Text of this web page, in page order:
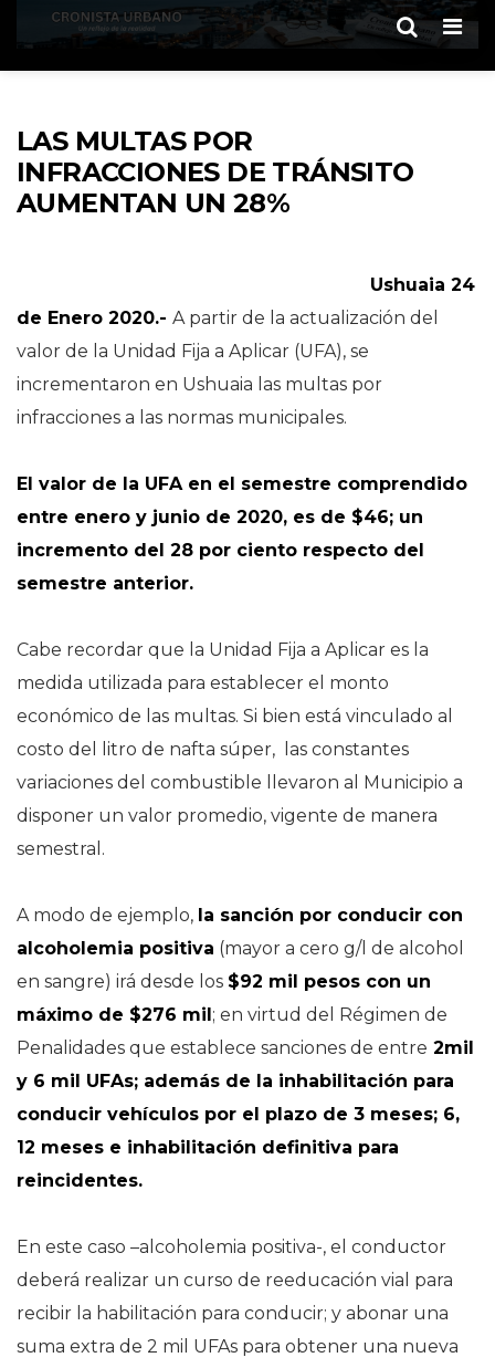
LAS MULTAS POR
INFRACCIONES DE TRÁNSITO
AUMENTAN UN 28%
Ushuaia 24
de Enero 2020.- A partir de la actualización del
valor de la Unidad Fija a Aplicar (UFA), se
incrementaron en Ushuaia las multas por
infracciones a las normas municipales.
El valor de la UFA en el semestre comprendido
entre enero y junio de 2020, es de $46; un
incremento del 28 por ciento respecto del
semestre anterior.
Cabe recordar que la Unidad Fija a Aplicar es la
medida utilizada para establecer el monto
económico de las multas. Si bien está vinculado al
costo del litro de nafta súper, las constantes
variaciones del combustible llevaron al Municipio a
disponer un valor promedio, vigente de manera
semestral.
A modo de ejemplo, la sanción por conducir con
alcoholemia positiva (mayor a cero g/l de alcohol
en sangre) irá desde los $92 mil pesos con un
máximo de $276 mil; en virtud del Régimen de
Penalidades que establece sanciones de entre 2mil
y 6 mil UFAs; además de la inhabilitación para
conducir vehículos por el plazo de 3 meses; 6,
12 meses e inhabilitación definitiva para
reincidentes.
En este caso –alcoholemia positiva-, el conductor
deberá realizar un curso de reeducación vial para
recibir la habilitación para conducir; y abonar una
suma extra de 2 mil UFAs para obtener una nueva